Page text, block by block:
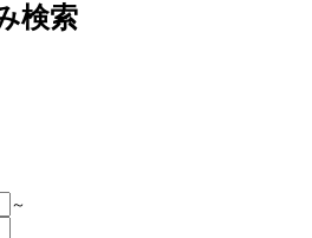
検索
～